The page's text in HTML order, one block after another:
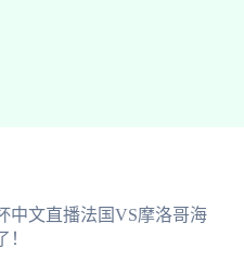
中文直播法国VS摩洛哥海